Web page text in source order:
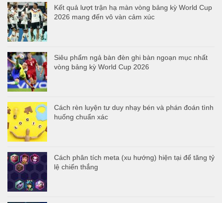
Kết quả lượt trận hạ màn vòng bảng kỳ World Cup
2026 mang đến vô vàn cảm xúc
Siêu phẩm ngả bàn đèn ghi bàn ngoạn mục nhất
vòng bảng kỳ World Cup 2026
Cách rèn luyện tư duy nhạy bén và phán đoán tình
huống chuẩn xác
Cách phân tích meta (xu hướng) hiện tại để tăng tỷ
lệ chiến thắng